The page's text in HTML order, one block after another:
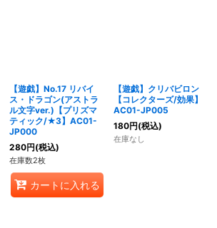
絞り込む
【遊戯】No.17 リバイ
ス・ドラゴン(アストラ
ル文字ver.)【プリズマ
ティック/★3】AC01-
JP000
280円(税込)
在庫数2枚
カートに入れる
【遊戯】クリバビロン
【コレクターズ/効果】
AC01-JP005
180円(税込)
在庫なし